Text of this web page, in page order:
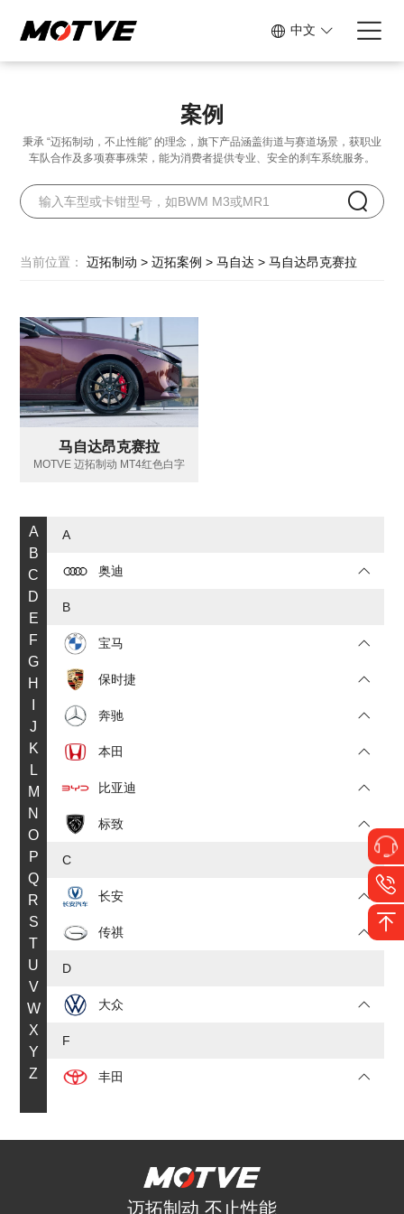
中文
案例
秉承 “迈拓制动，不止性能” 的理念，旗下产品涵盖街道与赛道场景， 获职业
车队合作及多项赛事殊荣，能为消费者提供专业、安全的刹车系统服务。
当前位置：迈拓制动 > 迈拓案例 > 马自达 > 马自达昂克赛拉
马自达昂克赛拉
MOTVE 迈拓制动 MT4红色白字
A
B
C
D
E
F
G
H
J
K
L
M
N
O
P
Q
R
S
T
U
V
W
X
Y
Z
A
奥迪
B
宝马
保时捷
奔驰
本田
比亚迪
标致
C
长安
传祺
D
大众
F
丰田
迈拓制动 不止性能